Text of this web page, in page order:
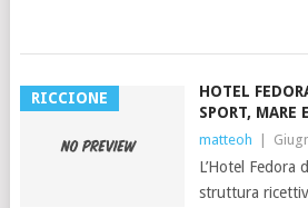
RICCIONE
HOTEL
SPORT, MARE
matteoh
L’Hotel Fedora
struttura